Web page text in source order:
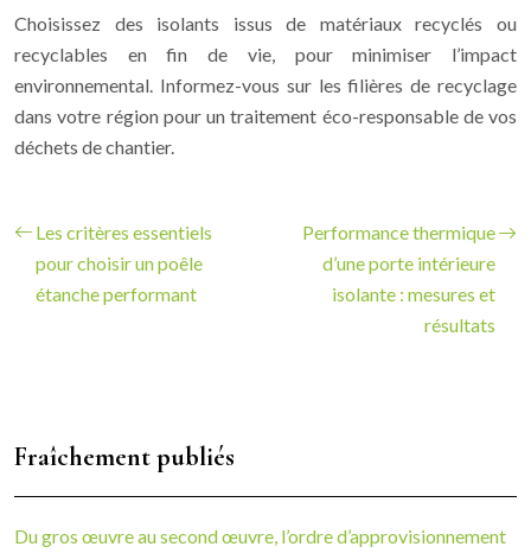
Choisissez des isolants issus de matériaux recyclés ou
recyclables en fin de vie, pour minimiser l’impact
environnemental. Informez-vous sur les filières de recyclage
dans votre région pour un traitement éco-responsable de vos
déchets de chantier.
Les critères essentiels
pour choisir un poêle
étanche performant
Performance thermique
d’une porte intérieure
isolante : mesures et
résultats
Fraîchement publiés
Du gros œuvre au second œuvre, l’ordre d’approvisionnement